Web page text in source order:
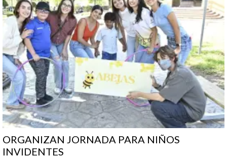
ORGANIZAN JORNADA PARA NIÑOS
INVIDENTES